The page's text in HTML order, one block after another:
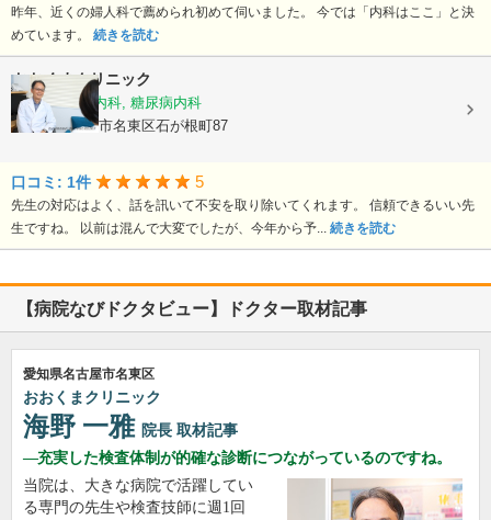
昨年、近くの婦人科で薦められ初めて伺いました。 今では「内科はここ」と決
めています。 続きを読む
おおくまクリニック
内科, 循環器内科, 糖尿病内科
愛知県名古屋市名東区石が根町87
口コミ: 1件 5
先生の対応はよく、話を訊いて不安を取り除いてくれます。 信頼できるいい先
生ですね。 以前は混んで大変でしたが、今年から予... 続きを読む
【病院なびドクタビュー】ドクター取材記事
愛知県名古屋市名東区
おおくまクリニック
海野 一雅 院長 取材記事
充実した検査体制が的確な診断につながっているのですね。
当院は、大きな病院で活躍してい
る専門の先生や検査技師に週1回